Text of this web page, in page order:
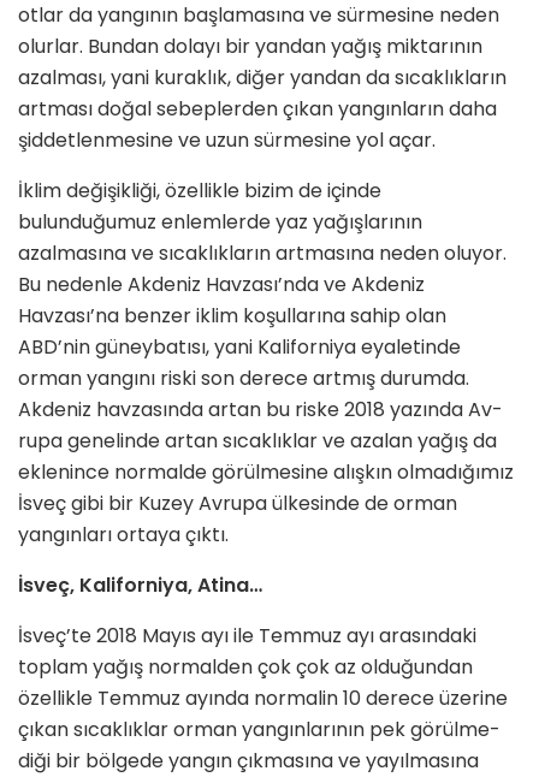
otlar da yangının başlamasına ve sürmesine neden
olurlar. Bundan dolayı bir yandan yağış miktarının
azalması, yani kuraklık, diğer yan­dan da sıcaklıkların
artması doğal sebeplerden çıkan yangınların daha
şiddetlenmesine ve uzun sürmesine yol açar.
İklim değişikliği, özellikle bizim de içinde
bulunduğumuz enlemlerde yaz yağışlarının
azalmasına ve sı­caklıkların artmasına neden oluyor.
Bu nedenle Akdeniz Havzası’nda ve Akdeniz
Havzası’na benzer iklim koşullarına sahip olan
ABD’nin gü­neybatısı, yani Kaliforniya eyaletin­de
orman yangını riski son derece artmış durumda.
Akdeniz havzasın­da artan bu riske 2018 yazında Av­
rupa genelinde artan sıcaklıklar ve azalan yağış da
eklenince normalde görülmesine alışkın olmadığımız
İs­veç gibi bir Kuzey Avrupa ülkesinde de orman
yangınları ortaya çıktı.
İsveç, Kaliforniya, Atina…
İsveç’te 2018 Mayıs ayı ile Tem­muz ayı arasındaki
toplam yağış normalden çok çok az olduğundan
özellikle Temmuz ayında normalin 10 derece üzerine
çıkan sıcaklıklar orman yangınlarının pek görülme­
diği bir bölgede yangın çıkmasına ve yayılmasına